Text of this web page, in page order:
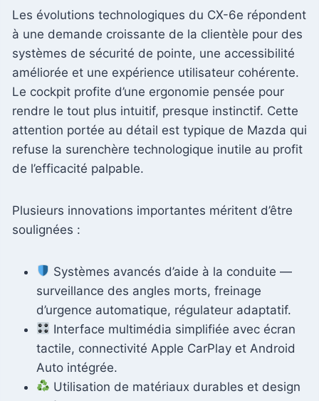
Les évolutions technologiques du CX-6e répondent
à une demande croissante de la clientèle pour des
systèmes de sécurité de pointe, une accessibilité
améliorée et une expérience utilisateur cohérente.
Le cockpit profite d’une ergonomie pensée pour
rendre le tout plus intuitif, presque instinctif. Cette
attention portée au détail est typique de Mazda qui
refuse la surenchère technologique inutile au profit
de l’efficacité palpable.
Plusieurs innovations importantes méritent d’être
soulignées :
Systèmes avancés d’aide à la conduite —
surveillance des angles morts, freinage
d’urgence automatique, régulateur adaptatif.
Interface multimédia simplifiée avec écran
tactile, connectivité Apple CarPlay et Android
Auto intégrée.
Utilisation de matériaux durables et design